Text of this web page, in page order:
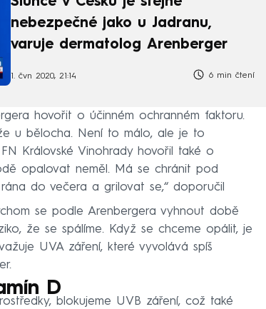
nebezpečné jako u Jadranu,
varuje dermatolog Arenberger
1. čvn 2020, 21:14 6 min čtení
hovořit o účinném ochranném faktoru.
u bělocha. Není to málo, ale je to
Královské Vinohrady hovořil také o
opalovat neměl. Má se chránit pod
do večera a grilovat se,“ doporučil
se podle Arenbergera vyhnout době
že se spálíme. Když se chceme opálit, je
UVA záření, které vyvolává spíš
D
blokujeme UVB záření, což také